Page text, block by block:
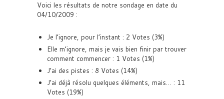
Voici les résultats de notre sondage en date du
04/10/2009 :
Je l’ignore, pour l’instant : 2 Votes (3%)
Elle m’ignore, mais je vais bien finir par trouver
comment commencer : 1 Votes (1%)
J’ai des pistes : 8 Votes (14%)
J’ai déjà résolu quelques éléments, mais… : 11
Votes (19%)